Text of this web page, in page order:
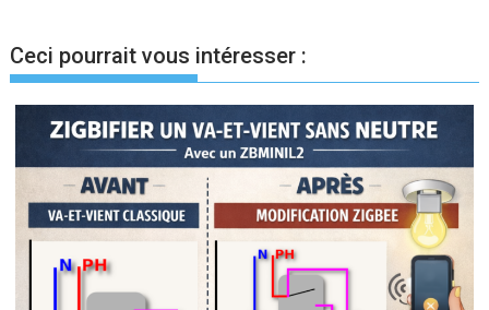
Ceci pourrait vous intéresser :